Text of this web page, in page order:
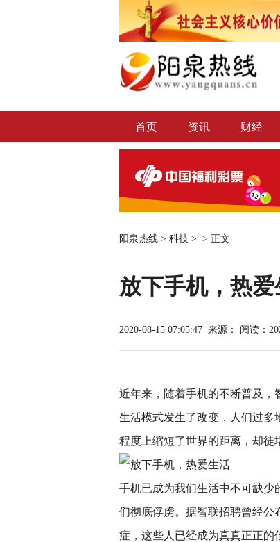
首页 资讯 财经
阳泉热线 > 科技 > > 正文
放下手机，热
2020-08-15 07:05:47 来源： 阅读：
近年来，随着手机的不断普及，
生活模式发生了改变，人们过多
程度上缩短了世界的距离，却徒
手机已成为我们生活中不可缺少
们彻底俘虏。据智联招聘曾经公
症，这些人已经成为真真正正的